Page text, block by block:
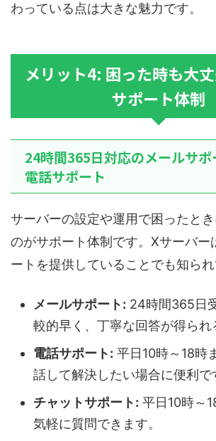
わっている点は大きな魅力です。
メリット4: 困った時も大
サポート体制
24時間365日対応のメールサ
電話サポート
サーバーの設定や運用で困ったと
のがサポート体制です。Xサーバー
ートを提供していることでも知られ
メールサポート: 24時間365日
較的早く、丁寧な回答が得られ
電話サポート: 平日10時～18時
話して解決したい場合に便利で
チャットサポート: 平日10時～
気軽に質問できます。